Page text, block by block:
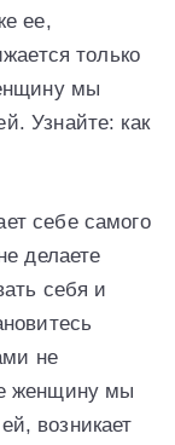
ее,
только
мы
Узнайте: как
себе самого
делаете
себя и
не
женщину мы
возникает